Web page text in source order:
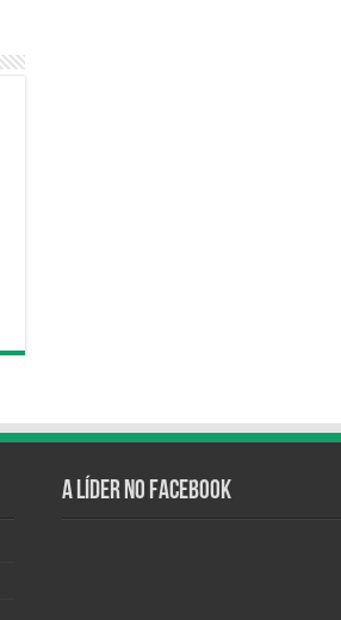
A Líder no Facebook